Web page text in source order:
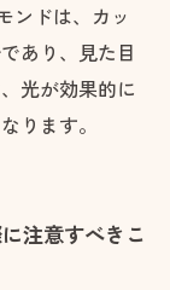
ンドは、カッ
あり、見た目
光が効果的に
ります。
注意すべきこ